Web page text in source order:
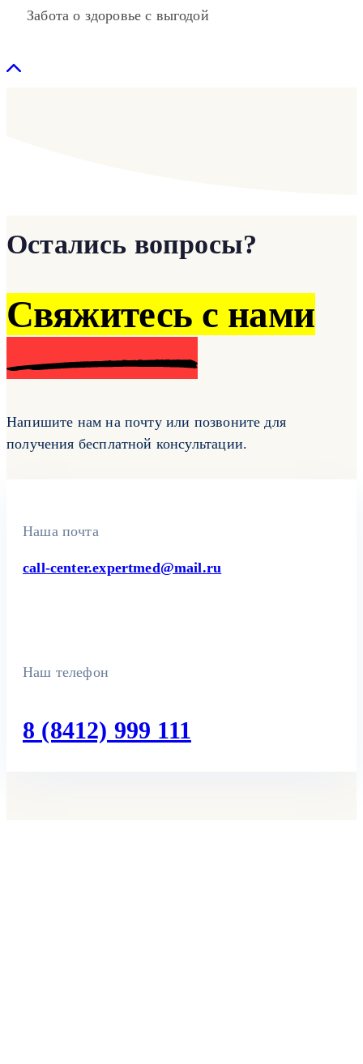
Забота о здоровье с выгодой
Остались вопросы?
Свяжитесь с нами
Напишите нам на почту или позвоните для
получения бесплатной консультации.
Наша почта
call-center.expertmed@mail.ru
Наш телефон
8 (8412) 999 111